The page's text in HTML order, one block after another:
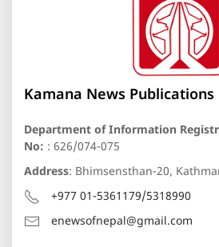
Kamana News Publications
Department of Information
No: : 626/074-075
Address: Bhimsensthan-20,
+977 01-5361179/5318990
enewsofnepal@gmail.com